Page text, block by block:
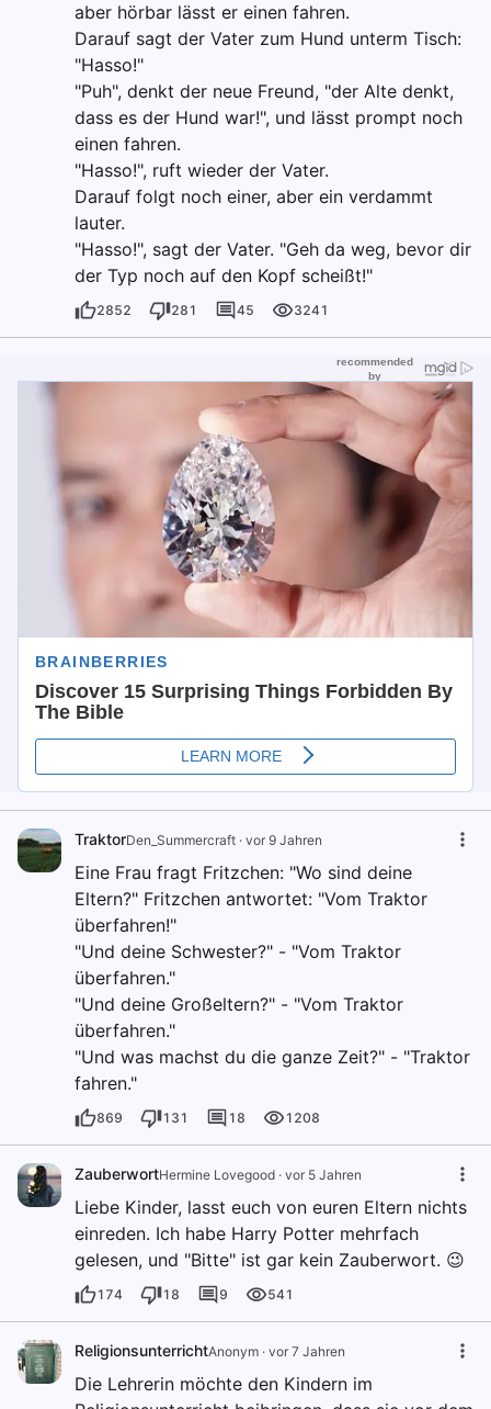
aber hörbar lässt er einen fahren.
Darauf sagt der Vater zum Hund unterm Tisch:
"Hasso!"
"Puh", denkt der neue Freund, "der Alte denkt,
dass es der Hund war!", und lässt prompt noch
einen fahren.
"Hasso!", ruft wieder der Vater.
Darauf folgt noch einer, aber ein verdammt
lauter.
"Hasso!", sagt der Vater. "Geh da weg, bevor dir
der Typ noch auf den Kopf scheißt!"
2852 281 45 3241
TraktorDen_Summercraft · vor 9 Jahren
Eine Frau fragt Fritzchen: "Wo sind deine
Eltern?" Fritzchen antwortet: "Vom Traktor
überfahren!"
"Und deine Schwester?" - "Vom Traktor
überfahren."
"Und deine Großeltern?" - "Vom Traktor
überfahren."
"Und was machst du die ganze Zeit?" - "Traktor
fahren."
869 131 18 1208
ZauberwortHermine Lovegood · vor 5 Jahren
Liebe Kinder, lasst euch von euren Eltern nichts
einreden. Ich habe Harry Potter mehrfach
gelesen, und "Bitte" ist gar kein Zauberwort. 😉
174 18 9 541
ReligionsunterrichtAnonym · vor 7 Jahren
Die Lehrerin möchte den Kindern im